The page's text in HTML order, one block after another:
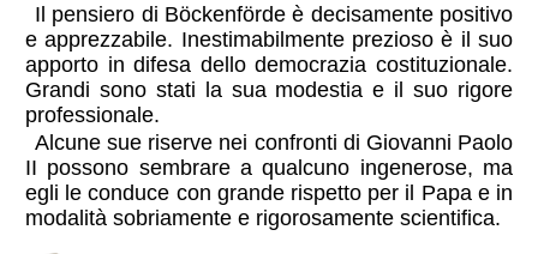
Il pensiero di Böckenförde è decisamente positivo
e apprezzabile. Inestimabilmente prezioso è il suo
apporto in difesa dello democrazia costituzionale.
Grandi sono stati la sua modestia e il suo rigore
professionale.
Alcune sue riserve nei confronti di Giovanni Paolo
II possono sembrare a qualcuno ingenerose, ma
egli le conduce con grande rispetto per il Papa e in
modalità sobriamente e rigorosamente scientifica.